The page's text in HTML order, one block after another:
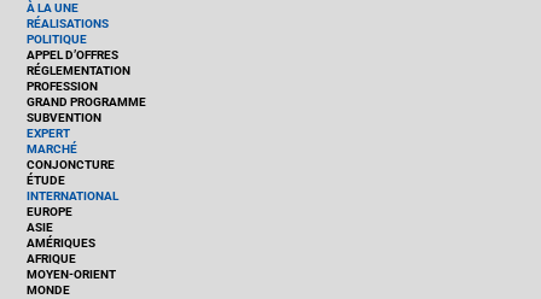
À LA UNE
RÉALISATIONS
POLITIQUE
APPEL D’OFFRES
RÉGLEMENTATION
PROFESSION
GRAND PROGRAMME
SUBVENTION
EXPERT
MARCHÉ
CONJONCTURE
ÉTUDE
INTERNATIONAL
EUROPE
ASIE
AMÉRIQUES
AFRIQUE
MOYEN-ORIENT
MONDE